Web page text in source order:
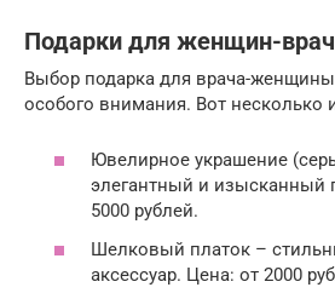
Подарки для женщин-
Выбор подарка для врача-женщины
особого внимания. Вот несколько
Ювелирное украшение
элегантный и изысканный
5000 рублей.
Шелковый платок –
аксессуар. Цена: от 2000